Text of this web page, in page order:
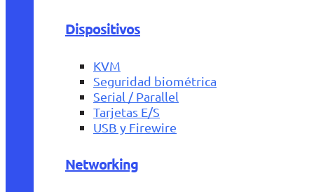
Dispositivos
KVM
Seguridad biométrica
Serial / Parallel
Tarjetas E/S
USB y Firewire
Networking